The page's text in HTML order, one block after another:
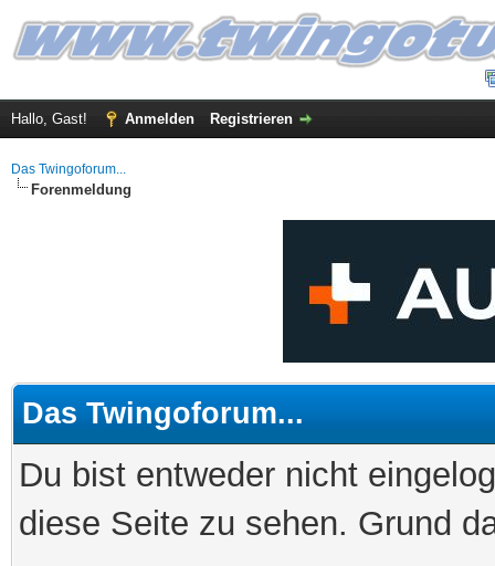
Hallo, Gast! Anmelden Registrieren
Das Twingoforum...
Forenmeldung
Das Twingoforum...
Du bist entweder nicht
diese Seite zu sehen. Grund